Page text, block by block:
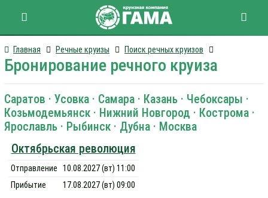
Главная Речные круизы Поиск речных круизов
Бронирование речного круиза
Саратов · Усовка · Самара · Казань · Чебоксары ·
Козьмодемьянск · Нижний Новгород · Кострома ·
Ярославль · Рыбинск · Дубна · Москва
Октябрьская революция
Отправление
10.08.2027 (вт) 11:00
Прибытие
17.08.2027 (вт) 09:00